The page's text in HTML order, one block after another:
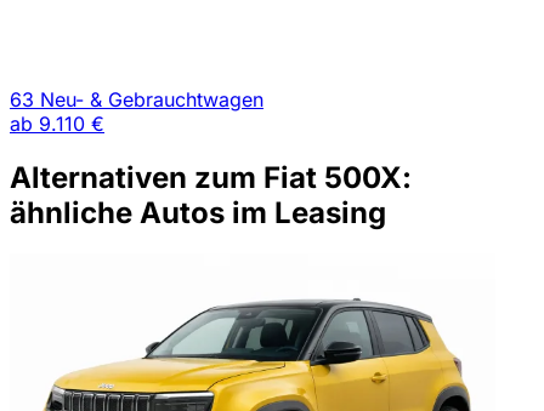
63 Neu- & Gebrauchtwagen
ab 9.110 €
Alternativen zum Fiat 500X:
ähnliche Autos im Leasing